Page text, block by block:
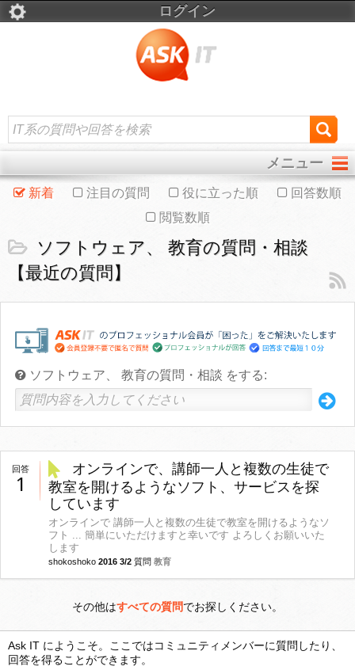
ログイン
メニュー
新着 注目の質問 役に立った順
回答数順
閲覧数順
ソフトウェア、 教育の質問・相談
【最近の質問】
ソフトウェア、 教育の質問・相談 をする:
回答
1
オンラインで、講師一人と複数の生徒で
教室を開けるようなソフト、サービスを探
しています
オンラインで 講師一人と複数の生徒で教室を開けるようなソ
フト ... 簡単にいただけますと幸いです よろしくお願いいた
します
shokoshoko 2016 3/2 質問 教育
その他はすべての質問でお探しください。
Ask IT にようこそ。ここではコミュニティメンバーに質問したり、
回答を得ることができます。